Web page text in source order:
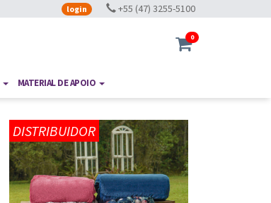
login +55 (47) 3255-5100
0
MATERIAL DE APOIO
DISTRIBUIDOR